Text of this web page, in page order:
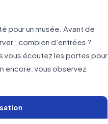
pour un musée. Avant de
: combien d'entrées ?
vous écoutez les portes pour
encore, vous observez